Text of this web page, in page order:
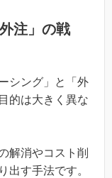
注」の戦
シング」と「外
的は大きく異な
解消やコスト削
出す手法です。